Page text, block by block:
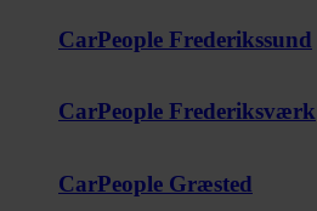
CarPeople Frederikssund
CarPeople Frederiksværk
CarPeople Græsted